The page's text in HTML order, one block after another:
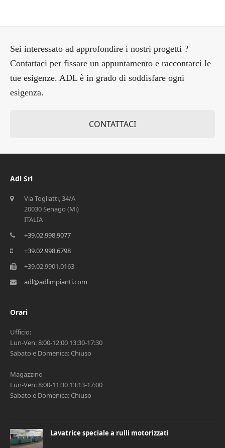
Sei interessato ad approfondire i nostri progetti ?
Contattaci per fissare un appuntamento e raccontarci le
tue esigenze. ADL è in grado di soddisfare ogni
esigenza.
CONTATTACI
Adl Srl
Via Togliatti, 34/A
20030 Senago (Mi)
ITALIA
+39.02.998.9077
+39.02.998.6798
+39.02.9901.0163
adl@adlimpianti.com
Orari
Ufficio:
Lun-Ven: 8:00-12:00 13:30-17:30
Sabato e Domenica: Chiuso
Magazzino
Lun-Ven: 8:00-11:30 13:13-17:00
Sabato e Domenica: Chiuso
Lavatrice speciale a rulli motorizzati